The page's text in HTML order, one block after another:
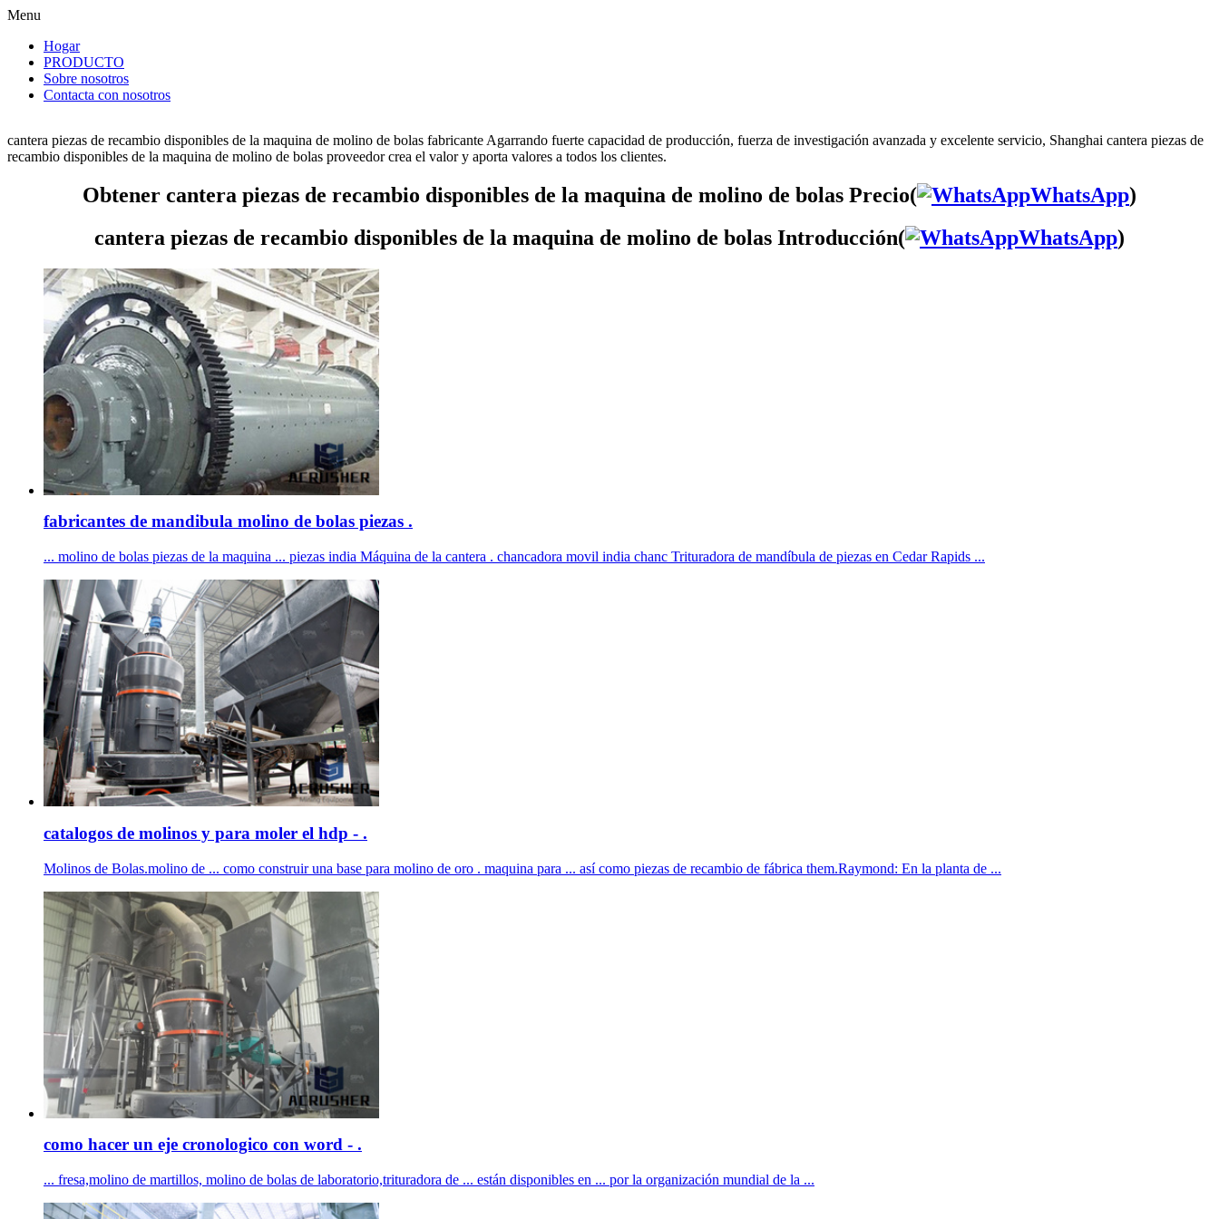
Menu
Hogar
PRODUCTO
Sobre nosotros
Contacta con nosotros
cantera piezas de recambio disponibles de la maquina de molino de bolas fabricante Agarrando fuerte capacidad de producción, fuerza de investigación avanzada y excelente servicio, Shanghai cantera piezas de
recambio disponibles de la maquina de molino de bolas proveedor crea el valor y aporta valores a todos los clientes.
Obtener cantera piezas de recambio disponibles de la maquina de molino de bolas Precio( WhatsApp)
cantera piezas de recambio disponibles de la maquina de molino de bolas Introducción(
WhatsApp)
fabricantes de mandibula molino de bolas piezas .
... molino de bolas piezas de la maquina ... piezas india Máquina de la cantera . chancadora movil india chanc Trituradora de mandíbula de piezas en Cedar Rapids ...
catalogos de molinos y para moler el hdp - .
Molinos de Bolas.molino de ... como construir una base para molino de oro . maquina para ... así como piezas de recambio de fábrica them.Raymond: En la planta de ...
como hacer un eje cronologico con word - .
... fresa,molino de martillos, molino de bolas de laboratorio,trituradora de ... están disponibles en ... por la organización mundial de la ...